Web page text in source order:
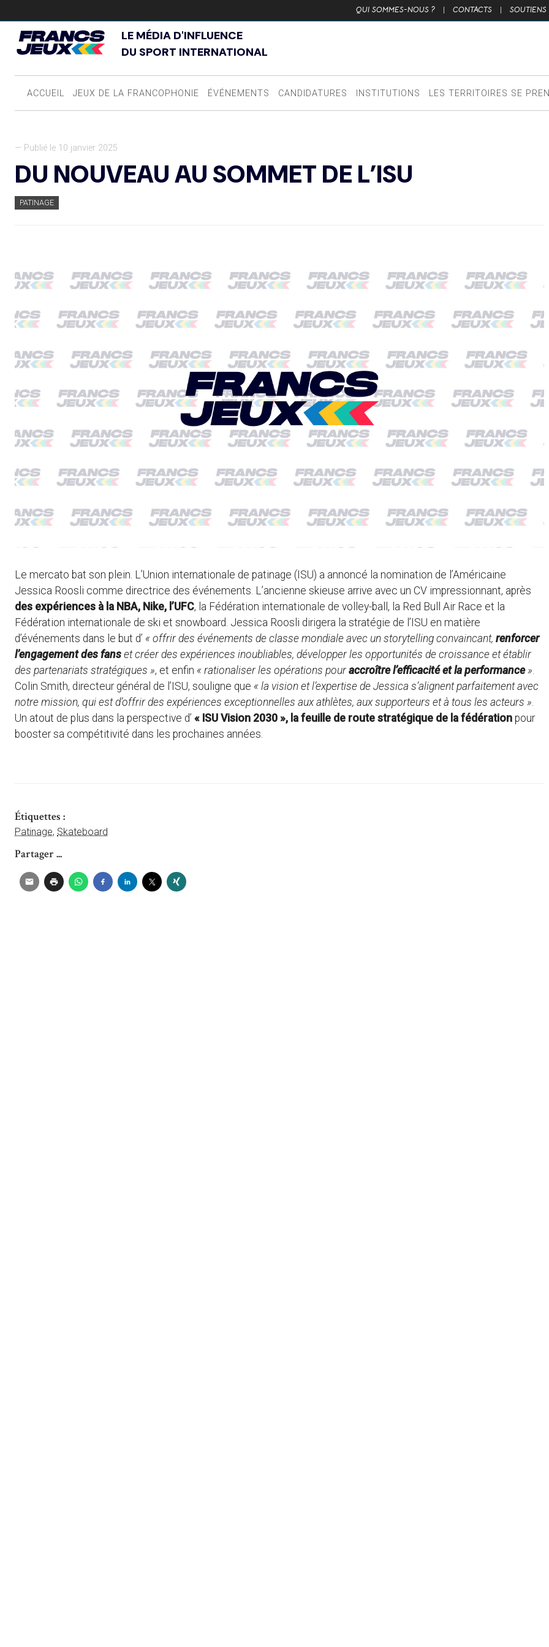
QUI SOMMES-NOUS ? | CONTACTS | SOUTIENS
LE MÉDIA D'INFLUENCE
DU SPORT INTERNATIONAL
ACCUEIL JEUX DE LA FRANCOPHONIE ÉVÉNEMENTS CANDIDATURES INSTITUTIONS LES TERRITOIRES SE
— Publié le 10 janvier 2025
DU NOUVEAU AU SOMMET DE L’ISU
PATINAGE
Le mercato bat son plein. L’Union internationale de patinage (ISU) a annoncé la nomination de l’Américaine
Jessica Roosli comme directrice des événements. L’ancienne skieuse arrive avec un CV impressionnant, après
des expériences à la NBA, Nike, l’UFC, la Fédération internationale de volley-ball, la Red Bull Air Race et la
Fédération internationale de ski et snowboard. Jessica Roosli dirigera la stratégie de l’ISU en matière
d’événements dans le but d’ « offrir des événements de classe mondiale avec un storytelling convaincant, renforcer
l’engagement des fans et créer des expériences inoubliables, développer les opportunités de croissance et établir
des partenariats stratégiques », et enfin « rationaliser les opérations pouraccroître l’efficacité et la performance».
Colin Smith, directeur général de l’ISU, souligne que « la vision et l’expertise de Jessica s’alignent parfaitement avec
notre mission, qui est d’offrir des expériences exceptionnelles aux athlètes, aux supporteurs et à tous les acteurs ».
Un atout de plus dans la perspective d’ « ISU Vision 2030 », la feuille de route stratégique de la fédération pour
booster sa compétitivité dans les prochaines années.
Étiquettes :
Patinage, Skateboard
Partager ...